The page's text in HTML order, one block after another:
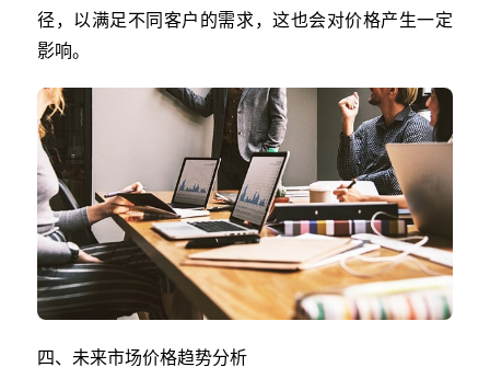
径，以满足不同客户的需求，这也会对价格产生一定
影响。
四、未来市场价格趋势分析